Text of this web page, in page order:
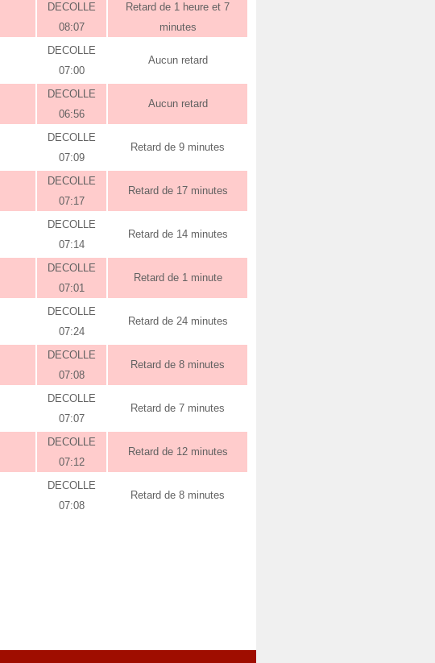
DECOLLE
08:07
Retard de 1 heure et 7
minutes
DECOLLE
07:00
Aucun retard
DECOLLE
06:56
Aucun retard
DECOLLE
07:09
Retard de 9 minutes
DECOLLE
07:17
Retard de 17 minutes
DECOLLE
07:14
Retard de 14 minutes
DECOLLE
07:01
Retard de 1 minute
DECOLLE
07:24
Retard de 24 minutes
DECOLLE
07:08
Retard de 8 minutes
DECOLLE
07:07
Retard de 7 minutes
DECOLLE
07:12
Retard de 12 minutes
DECOLLE
07:08
Retard de 8 minutes